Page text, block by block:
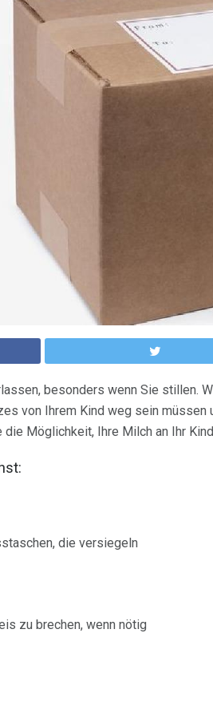
besonders wenn Sie stillen.
von Ihrem Kind weg sein müssen
die Möglichkeit, Ihre Milch an Ihr
die versiegeln
zu brechen, wenn nötig